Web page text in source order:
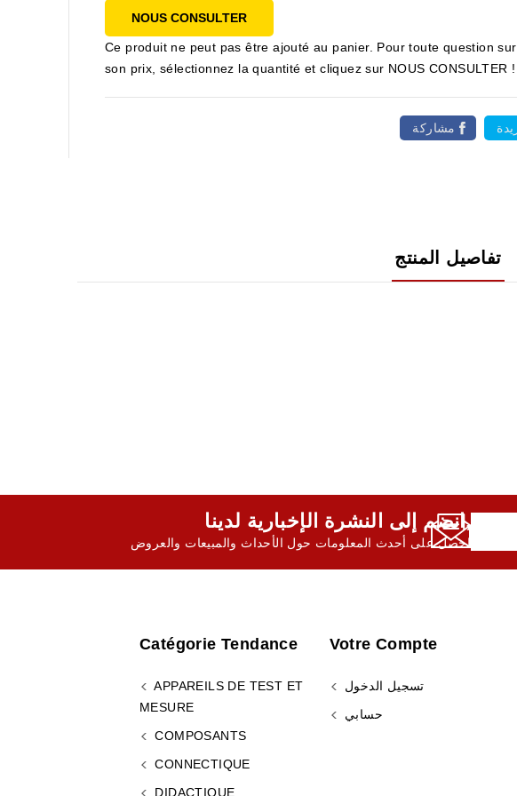
NOUS CONSULTER
Ce produit ne peut pas être ajouté au panier. Pour toute question
son prix, sélectionnez la quantité et cliquez sur NOUS CONSULTER !
مشاركة
تفاصيل المنتج
انضم إلى النشرة الإخبارية لدينا,
احصل على أحدث المعلومات حول الأحداث والمبيعات والعروض
Votre Compte
تسجيل الدخول
حسابي
Catégorie Tendance
APPAREILS DE TEST ET
MESURE
COMPOSANTS
CONNECTIQUE
DIDACTIQUE